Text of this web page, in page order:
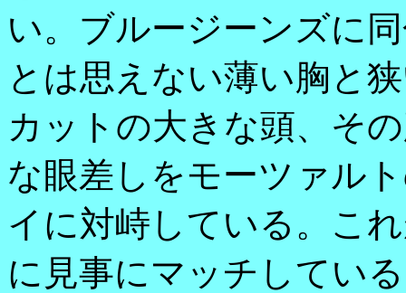
い。ブルージーンズに
とは思えない薄い胸と
カットの大きな頭、そ
な眼差しをモーツァル
イに対峙している。こ
に見事にマッチしてい